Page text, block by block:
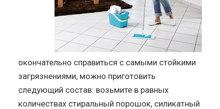
окончательно справиться с самыми стойкими
загрязнениями, можно приготовить
следующий состав: возьмите в равных
количествах стиральный порошок, силикатный